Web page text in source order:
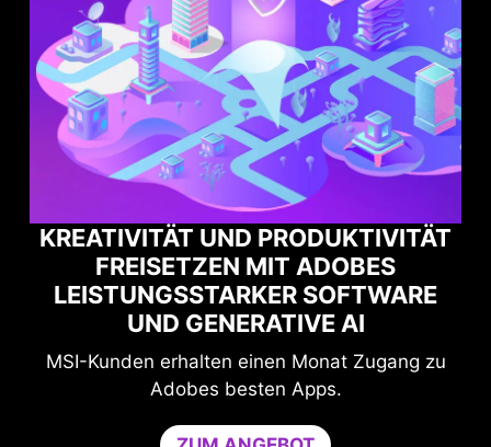
zu
MAXIMALE GAMING-
MIT NORTON GAME
Schutz und Leistung für ungestörtes
Der Game Optimizer reserviert die
CPU-Leistung, indem nicht
Anwendungen auf einen einzigen CPU-